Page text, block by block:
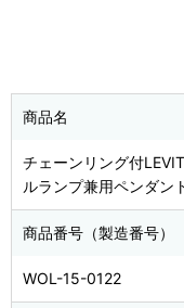
商品名
チェーンリング付
ルランプ兼用ペンダン
商品番号（製造番号）
WOL-15-0122